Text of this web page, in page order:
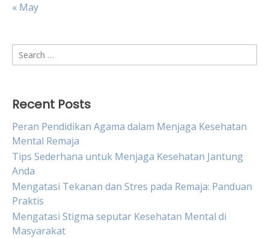
« May
Search
for:
Recent Posts
Peran Pendidikan Agama dalam Menjaga Kesehatan
Mental Remaja
Tips Sederhana untuk Menjaga Kesehatan Jantung
Anda
Mengatasi Tekanan dan Stres pada Remaja: Panduan
Praktis
Mengatasi Stigma seputar Kesehatan Mental di
Masyarakat